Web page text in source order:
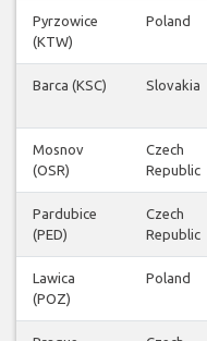
Pyrzowice
(KTW)
Poland
Barca (KSC) Slovakia
Mosnov
(OSR)
Czech
Republic
Pardubice
(PED)
Czech
Republic
Lawica
(POZ)
Poland